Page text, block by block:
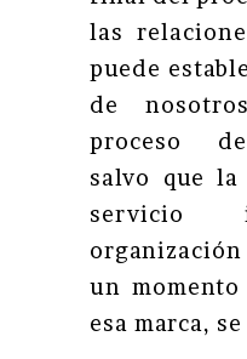
las
puede
de
proceso
salvo que
servicio
un
esa marca,